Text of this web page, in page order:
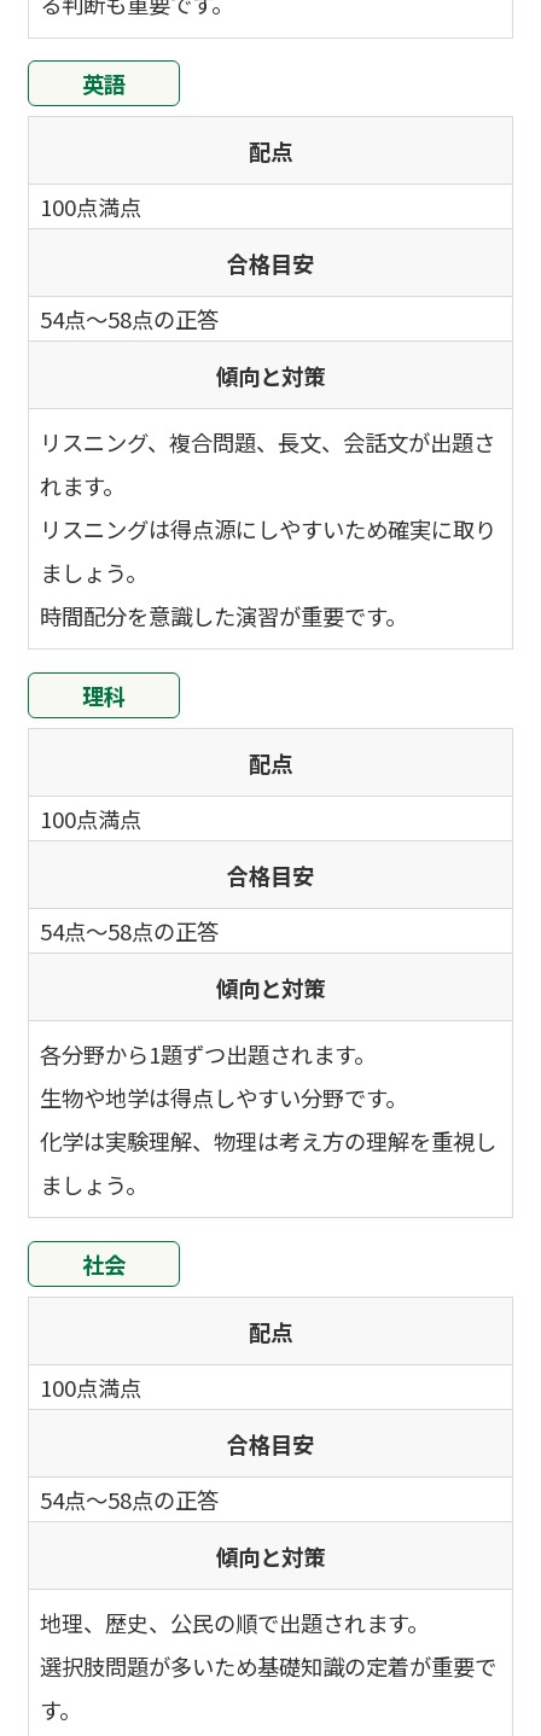
英語
配点
100点満点
合格目安
54点～58点の正答
傾向と対策
リスニング、複合問題、長文、会話文が出題さ
れます。
リスニングは得点源にしやすいため確実に取り
ましょう。
時間配分を意識した演習が重要です。
理科
配点
100点満点
合格目安
54点～58点の正答
傾向と対策
各分野から1題ずつ出題されます。
生物や地学は得点しやすい分野です。
化学は実験理解、物理は考え方の理解を重視し
ましょう。
社会
配点
100点満点
合格目安
54点～58点の正答
傾向と対策
地理、歴史、公民の順で出題されます。
選択肢問題が多いため基礎知識の定着が重要で
す。